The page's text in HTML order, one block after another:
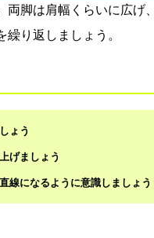
脚は肩幅くらいに広
り返しましょう。
ょう
げましょう
線になるように意識しましょう